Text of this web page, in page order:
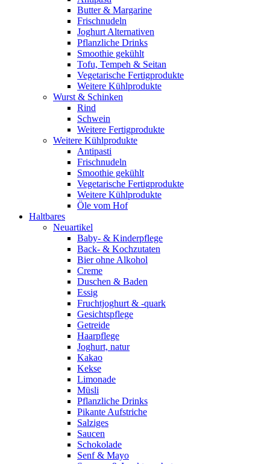
Butter & Margarine
Frischnudeln
Joghurt Alternativen
Pflanzliche Drinks
Smoothie gekühlt
Tofu, Tempeh & Seitan
Vegetarische Fertigprodukte
Weitere Kühlprodukte
Wurst & Schinken
Rind
Schwein
Weitere Fertigprodukte
Weitere Kühlprodukte
Antipasti
Frischnudeln
Smoothie gekühlt
Vegetarische Fertigprodukte
Weitere Kühlprodukte
Öle vom Hof
Haltbares
Neuartikel
Baby- & Kinderpflege
Back- & Kochzutaten
Bier ohne Alkohol
Creme
Duschen & Baden
Essig
Fruchtjoghurt & -quark
Gesichtspflege
Getreide
Haarpflege
Joghurt, natur
Kakao
Kekse
Limonade
Müsli
Pflanzliche Drinks
Pikante Aufstriche
Salziges
Saucen
Schokolade
Senf & Mayo